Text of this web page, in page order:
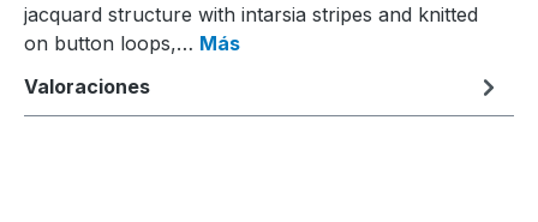
jacquard structure with intarsia stripes and knitted
on button loops,… Más
Valoraciones